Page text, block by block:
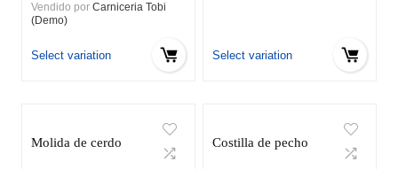
desde
$176.00
Vendido por Carniceria Tobi
(Demo)
Select variation Select variation
Molida de cerdo Costilla de pecho